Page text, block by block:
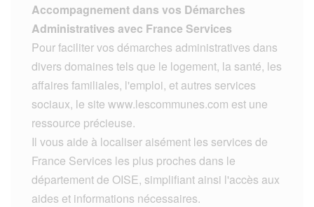
Accompagnement dans vos Démarches
Administratives avec France Services
Pour faciliter vos démarches administratives dans
divers domaines tels que le logement, la santé, les
affaires familiales, l'emploi, et autres services
sociaux, le site www.lescommunes.com est une
ressource précieuse.
Il vous aide à localiser aisément les services de
France Services les plus proches dans le
département de OISE, simplifiant ainsi l'accès aux
aides et informations nécessaires.